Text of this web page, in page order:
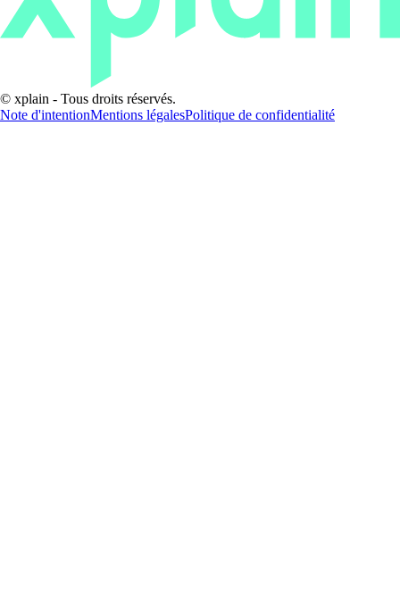
© xplain - Tous droits réservés.
Note d'intentionMentions légalesPolitique de confidentialité